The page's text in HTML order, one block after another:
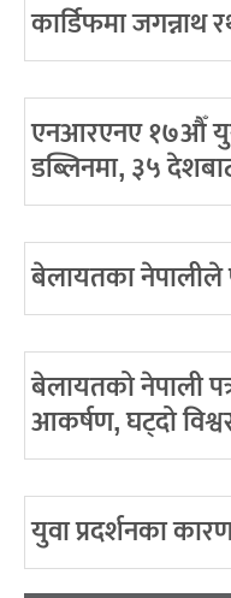
कार्डिफमा जगन्नाथ
एनआरएनए १७औँ
डब्लिनमा, ३५
बेलायतका नेपालीले
बेलायतको नेपाली
आकर्षण, घट्दो
युवा प्रदर्शनका